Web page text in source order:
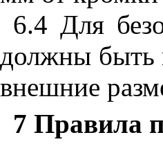
6.4 Для
должны быть
внешние
7 Правила